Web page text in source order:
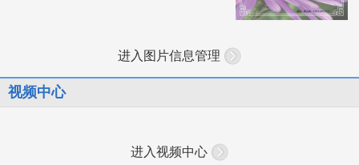
进入图片信息管理
视频中心
进入视频中心